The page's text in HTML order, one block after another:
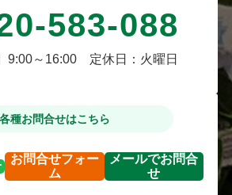
583-088
9:00～16:00 定休日：火曜日
各種お問合せはこちら
お問合せフォー
ム
メールでお問合
せ